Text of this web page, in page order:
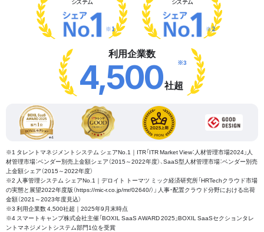
※1 ※2
利用企業数
4,500社超
※3
※1 タレントマネジメントシステム シェアNo.1｜ITR「ITR Market View：人材管理市場2024」人
材管理市場：ベンダー別売上金額シェア（2015～2022年度）、SaaS型人材管理市場：ベンダー別売
上金額シェア（2015～2022年度）
※2 人事管理システム シェアNo.1｜デロイト トーマツ ミック経済研究所「HRTechクラウド市場
の実態と展望2022年度版（https://mic-r.co.jp/mr/02640/）」 人事・配置クラウド分野における出荷
金額（2021～2023年度見込）
※3 利用企業数 4,500社超｜2025年9月末時点
※4 スマートキャンプ株式会社主催「BOXIL SaaS AWARD 2025」BOXIL SaaSセクションタレ
ントマネジメントシステム部門1位を受賞